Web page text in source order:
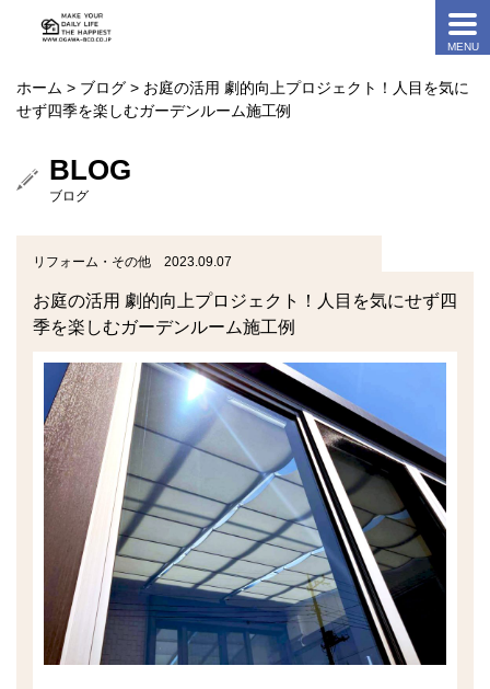
ホーム > ブログ > お庭の活用 劇的向上プロジェクト！人目を気に
せず四季を楽しむガーデンルーム施工例
BLOG
ブログ
リフォーム・その他 2023.09.07
お庭の活用 劇的向上プロジェクト！人目を気にせず四
季を楽しむガーデンルーム施工例